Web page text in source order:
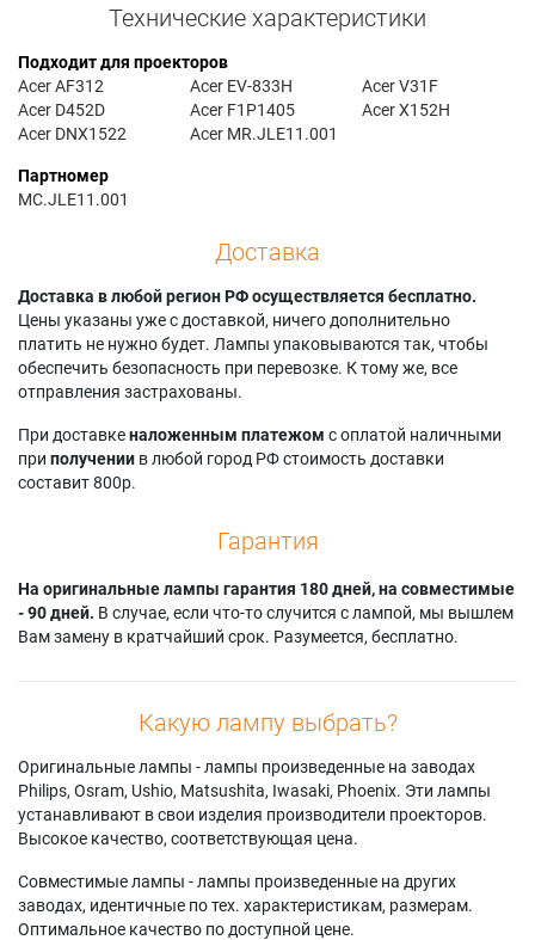
Технические характеристики
Подходит для проекторов
Acer AF312
Acer D452D
Acer DNX1522
Acer EV-833H
Acer F1P1405
Acer MR.JLE11.001
Acer V31F
Acer X152H
Партномер
MC.JLE11.001
Доставка
Доставка в любой регион РФ осуществляется бесплатно.
Цены указаны уже с доставкой, ничего дополнительно
платить не нужно будет. Лампы упаковываются так, чтобы
обеспечить безопасность при перевозке. К тому же, все
отправления застрахованы.
При доставкеналоженным платежом с оплатой наличными
при получении в любой город РФ стоимость доставки
составит 800р.
Гарантия
На оригинальные лампы гарантия 180 дней, на совместимые
- 90 дней. В случае, если что-то случится с лампой, мы вышлем
Вам замену в кратчайший срок. Разумеется, бесплатно.
Какую лампу выбрать?
Оригинальные лампы - лампы произведенные на заводах
Philips, Osram, Ushio, Matsushita, Iwasaki, Phoenix. Эти лампы
устанавливают в свои изделия производители проекторов.
Высокое качество, соответствующая цена.
Совместимые лампы - лампы произведенные на других
заводах, идентичные по тех. характеристикам, размерам.
Оптимальное качество по доступной цене.